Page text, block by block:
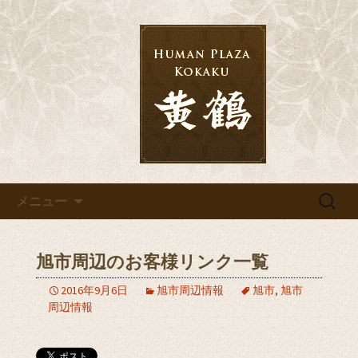
千葉の宴会・結婚式・披露宴な
ら「黄鶴」へ
千葉の宴会・結婚式・披露宴なら「黄
鶴」へ
メニュー
検
旭市周辺のお客様リンク一覧
2016年9月6日 旭市周辺情報 旭市, 旭市
周辺情報